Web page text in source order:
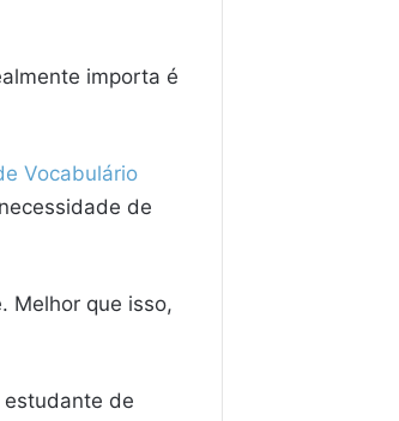
importa é
Vocabulário
de
Melhor que isso,
de